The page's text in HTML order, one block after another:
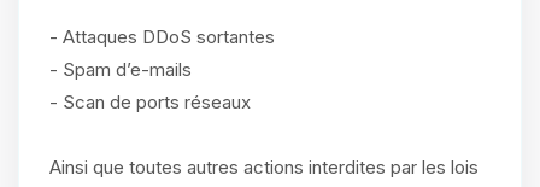
- Attaques DDoS sortantes
- Spam d’e-mails
- Scan de ports réseaux
Ainsi que toutes autres actions interdites par les lois